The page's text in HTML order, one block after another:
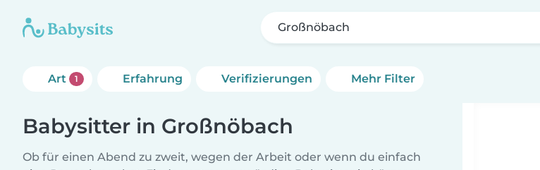
Großnöbach
Art 1 Erfahrung Verifizierungen Mehr Filter
Babysitter in Großnöbach
Ob für einen Abend zu zweit, wegen der Arbeit oder wenn du einfach